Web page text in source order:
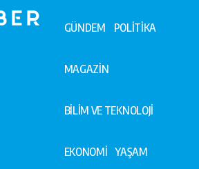
GÜNDEM POLİTİKA
MAGAZİN
BİLİM VE TEKNOLOJİ
EKONOMİ YAŞAM